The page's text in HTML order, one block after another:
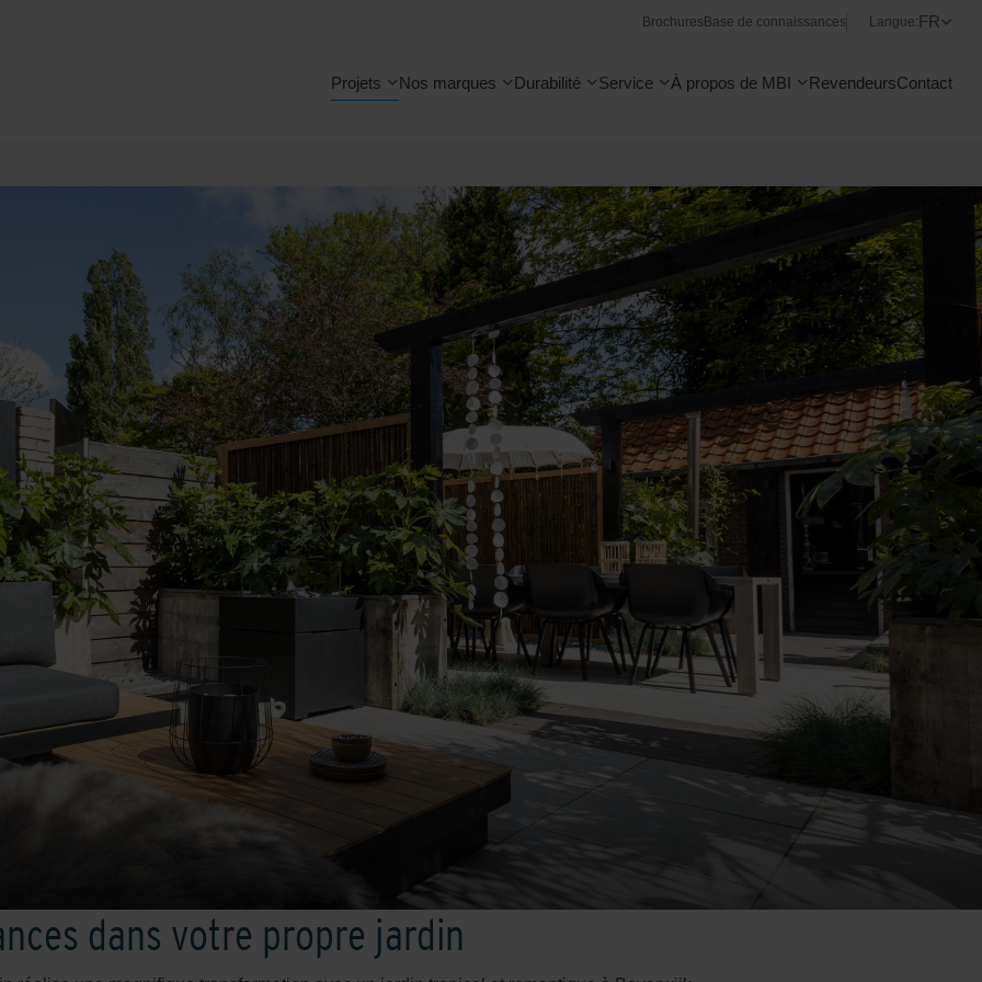
Brochures Base de connaissances Langue:FR
Projets Nos marques Durabilité Service À propos de MBI RevendeursContact
dans votre propre jardin